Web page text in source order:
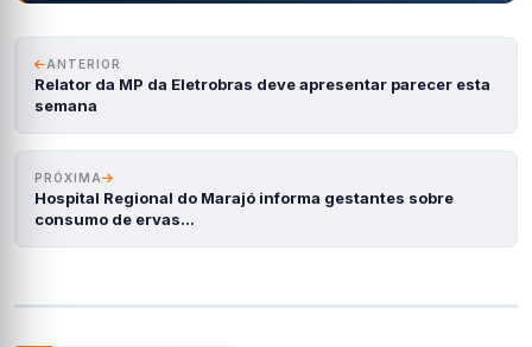
ANTERIOR
Relator da MP da Eletrobras deve apresentar parecer esta
semana
PRÓXIMA
Hospital Regional do Marajó informa gestantes sobre
consumo de ervas…